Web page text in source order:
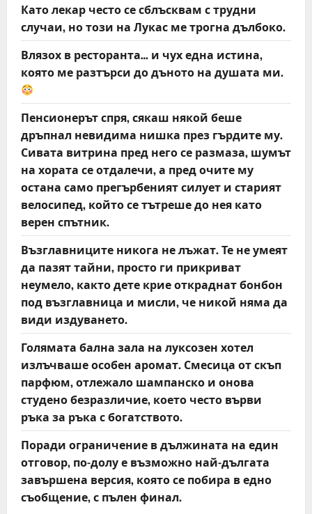
Като лекар често се сблъсквам с трудни
случаи, но този на Лукас ме трогна дълбоко.
Влязох в ресторанта… и чух една истина,
която ме разтърси до дъното на душата ми.
Пенсионерът спря, сякаш някой беше
дръпнал невидима нишка през гърдите му.
Сивата витрина пред него се размаза, шумът
на хората се отдалечи, а пред очите му
остана само прегърбеният силует и старият
велосипед, който се тътреше до нея като
верен спътник.
Възглавниците никога не лъжат. Те не умеят
да пазят тайни, просто ги прикриват
неумело, както дете крие откраднат бонбон
под възглавница и мисли, че никой няма да
види издуването.
Голямата бална зала на луксозен хотел
излъчваше особен аромат. Смесица от скъп
парфюм, отлежало шампанско и онова
студено безразличие, което често върви
ръка за ръка с богатството.
Поради ограничение в дължината на един
отговор, по-долу е възможно най-дългата
завършена версия, която се побира в едно
съобщение, с пълен финал.